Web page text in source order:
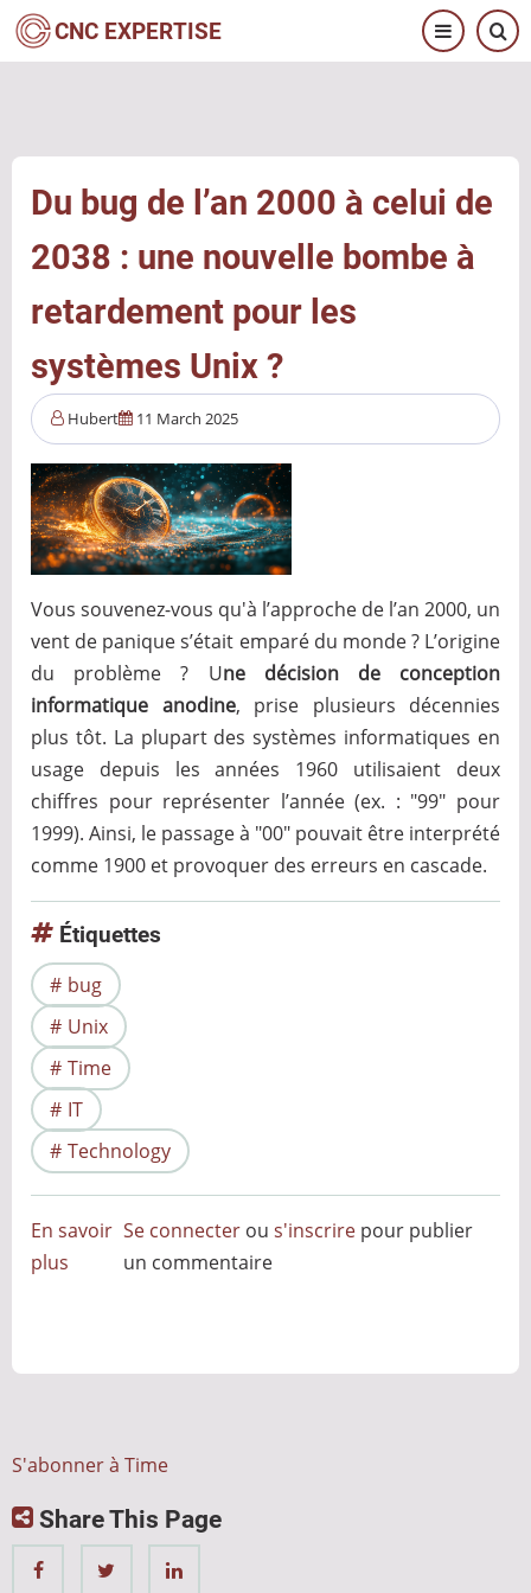
Aller
au
CNC EXPERTISE
Du bug de l’an 2000 à celui de
2038 : une nouvelle bombe à
retardement pour les
systèmes Unix ?
Hubert 11 March 2025
Vous souvenez-vous qu'à l’approche de l’an 2000, un
vent de panique s’était emparé du monde ? L’origine
du problème ? Une décision de conception
informatique anodine, prise plusieurs décennies
plus tôt. La plupart des systèmes informatiques en
usage depuis les années 1960 utilisaient deux
chiffres pour représenter l’année (ex. : "99" pour
1999). Ainsi, le passage à "00" pouvait être interprété
comme 1900 et provoquer des erreurs en cascade.
Étiquettes
bug
Unix
Time
IT
Technology
En savoir
plus
de
2038
Se connecter ous'inscrire pour publier
un commentaire
S'abonner à Time
Share This Page